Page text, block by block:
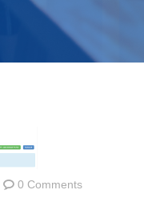
0 Comments